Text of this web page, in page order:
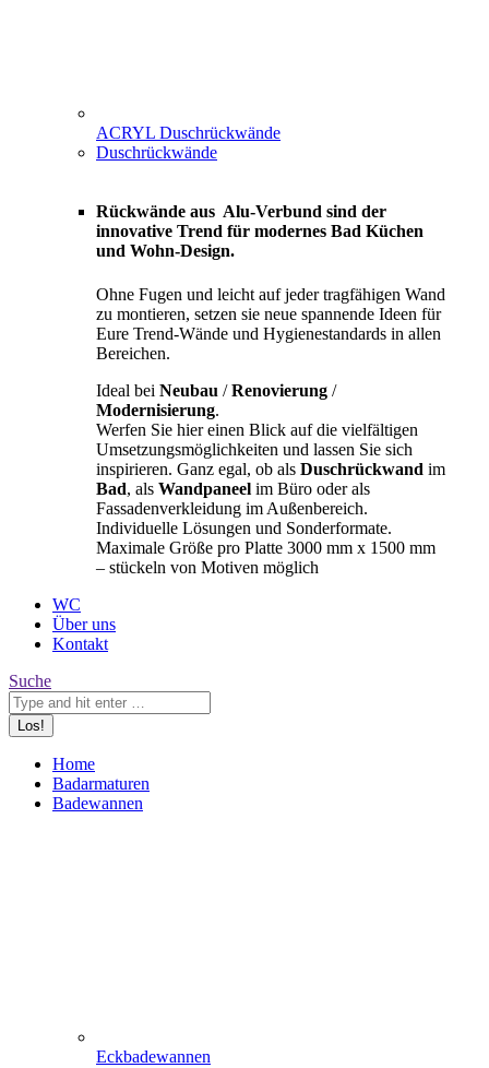
ACRYL Duschrückwände
Duschrückwände
Rückwände aus Alu-Verbund sind der
innovative Trend für modernes Bad Küchen
und Wohn-Design.
Ohne Fugen und leicht auf jeder tragfähigen Wand
zu montieren, setzen sie neue spannende Ideen für
Eure Trend-Wände und Hygienestandards in allen
Bereichen.
Ideal bei Neubau /Renovierung /
Modernisierung.
Werfen Sie hier einen Blick auf die vielfältigen
Umsetzungsmöglichkeiten und lassen Sie sich
inspirieren. Ganz egal, ob als Duschrückwand im
Bad, als Wandpaneel im Büro oder als
Fassadenverkleidung im Außenbereich.
Individuelle Lösungen und Sonderformate.
Maximale Größe pro Platte 3000 mm x 1500 mm
– stückeln von Motiven möglich
WC
Über uns
Kontakt
Search:
Suche
Home
Badarmaturen
Badewannen
Eckbadewannen